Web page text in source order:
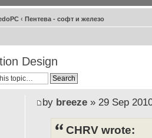
‹ Пентева - софт и железо
Design
by breeze» 29 Sep
CHRV wrote: